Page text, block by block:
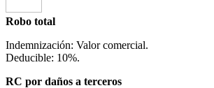
Robo total
Indemnización: Valor comercial.
Deducible: 10%.
RC por daños a terceros